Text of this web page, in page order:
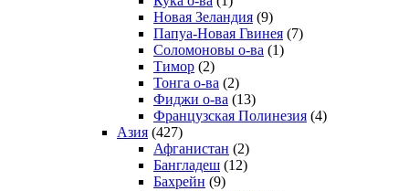
Новая Зеландия (9)
Папуа-Новая Гвинея (7)
Соломоновы о-ва (1)
Тимор (2)
Тонга о-ва (2)
Фиджи о-ва (13)
Французская Полинезия (4)
Азия (427)
Афганистан (2)
Бангладеш (12)
Бахрейн (9)